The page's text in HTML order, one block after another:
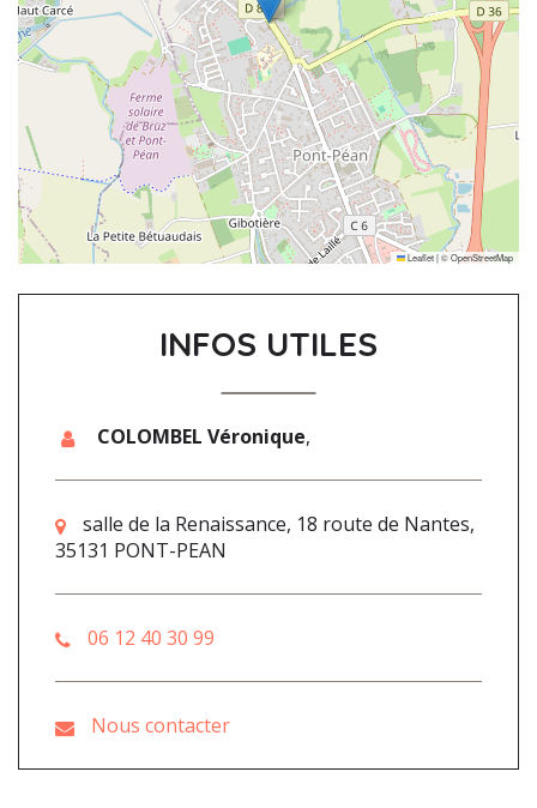
Leaflet|©OpenStreetMap
INFOS UTILES
COLOMBEL Véronique,
salle de la Renaissance, 18 route de Nantes,
35131 PONT-PEAN
06 12 40 30 99
Nous contacter